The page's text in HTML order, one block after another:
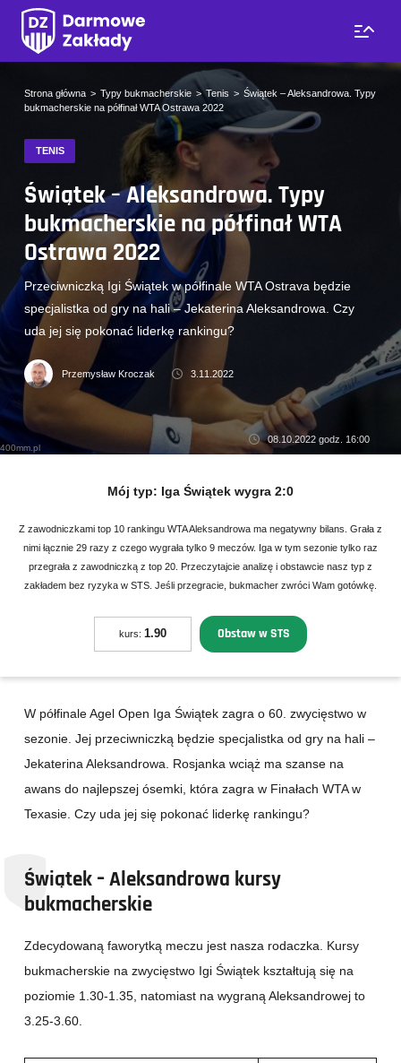
400mm.pl
Strona główna Typy bukmacherskie Tenis
Świątek – Aleksandrowa. Typy
bukmacherskie na półfinał WTA Ostrawa 2022
TENIS
Świątek – Aleksandrowa. Typy
bukmacherskie na półfinał WTA
Ostrawa 2022
Przeciwniczką Igi Świątek w półfinale WTA Ostrava będzie
specjalistka od gry na hali – Jekaterina Aleksandrowa. Czy
uda jej się pokonać liderkę rankingu?
Przemysław Kroczak 3.11.2022
08.10.2022 godz. 16:00
Mój typ: Iga Świątek wygra 2:0
Z zawodniczkami top 10 rankingu WTA Aleksandrowa ma negatywny bilans. Grała z
nimi łącznie 29 razy z czego wygrała tylko 9 meczów. Iga w tym sezonie tylko raz
przegrała z zawodniczką z top 20. Przeczytajcie analizę i obstawcie nasz typ z
zakładem bez ryzyka w STS. Jeśli przegracie, bukmacher zwróci Wam gotówkę.
kurs: 1.90 Obstaw w STS
W półfinale Agel Open Iga Świątek zagra o 60. zwycięstwo w
sezonie. Jej przeciwniczką będzie specjalistka od gry na hali –
Jekaterina Aleksandrowa. Rosjanka wciąż ma szanse na
awans do najlepszej ósemki, która zagra w Finałach WTA w
Texasie. Czy uda jej się pokonać liderkę rankingu?
Świątek – Aleksandrowa kursy
bukmacherskie
Zdecydowaną faworytką meczu jest nasza rodaczka. Kursy
bukmacherskie na zwycięstwo Igi Świątek kształtują się na
poziomie 1.30-1.35, natomiast na wygraną Aleksandrowej to
3.25-3.60.